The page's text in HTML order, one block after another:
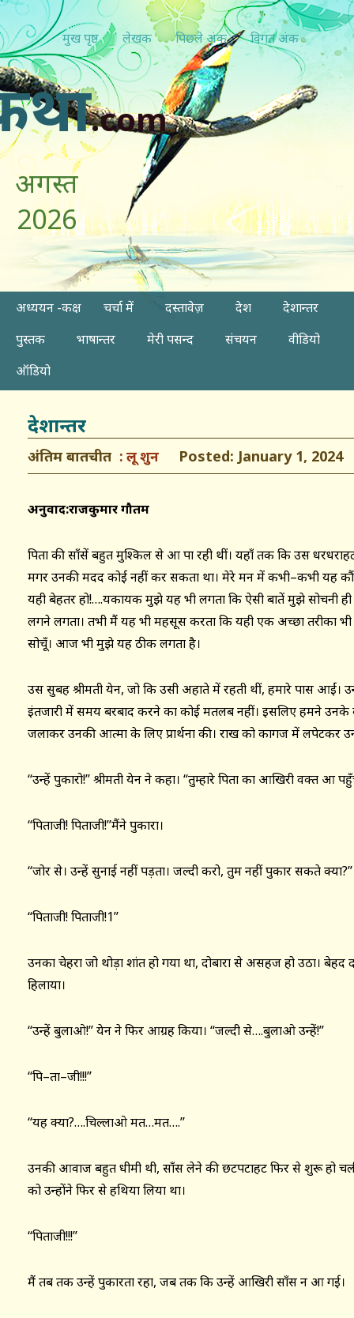
मुख पृष्ठ लेखक पिछ्ले अंक विगत अंक
.com
अगस्त
2026
अध्ययन -कक्ष चर्चा में दस्तावेज़ देश
देशान्तर
पुस्तक
भाषान्तर मेरी पसन्द संचयन
वीडियो
ऑडियो
देशान्तर
अंतिम बातचीत लू शुन Posted: January 1, 2024
अनुवाद:राजकुमार गौतम
पिता की साँसें बहुत मुश्किल से आ पा रही थीं। यहाँ तक कि उस
मगर उनकी मदद कोई नहीं कर सकता था। मेरे मन में कभी–कभी यह
यही बेहतर हो!….यकायक मुझे यह भी लगता कि ऐसी बातें मुझे सोचनी
लगने लगता। तभी मैं यह भी महसूस करता कि यही एक अच्छा तरीका
सोचूँ। आज भी मुझे यह ठीक लगता है।
उस सुबह श्रीमती येन, जो कि उसी अहाते में रहती थीं, हमारे पास आईं।
इंतजारी में समय बरबाद करने का कोई मतलब नहीं। इसलिए हमने उनके
जलाकर उनकी आत्मा के लिए प्रार्थना की। राख को कागज में लपेटकर
‘‘उन्हें पुकारो!’’ श्रीमती येन ने कहा। ‘‘तुम्हारे पिता का आखिरी वक्त आ
‘‘पिताजी! पिताजी!’’मैंने पुकारा।
‘‘जोर से। उन्हें सुनाई नहीं पड़ता। जल्दी करो, तुम नहीं पुकार सकते क्या?’’
‘‘पिताजी! पिताजी!1’’
उनका चेहरा जो थोड़ा शांत हो गया था, दोबारा से असहज हो उठा। बेहद
हिलाया।
‘‘उन्हें बुलाओ!’’ येन ने फिर आग्रह किया। ‘‘जल्दी से….बुलाओ उन्हें!’’
‘‘पि–ता–जी!!!’’
‘‘यह क्या?….चिल्लाओ मत…मत….’’
उनकी आवाज बहुत धीमी थी, साँस लेने की छटपटाहट फिर से शुरू हो
को उन्होंने फिर से हथिया लिया था।
‘‘पिताजी!!!’’
मैं तब तक उन्हें पुकारता रहा, जब तक कि उन्हें आखिरी साँस न आ गई।